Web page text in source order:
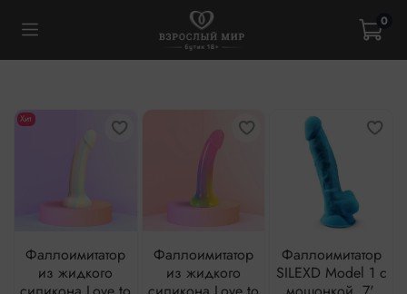
0
Хит
Фаллоимитатор
из жидкого
Фаллоимитатор
из жидкого
Фаллоимитатор
SILEXD Model 1 с